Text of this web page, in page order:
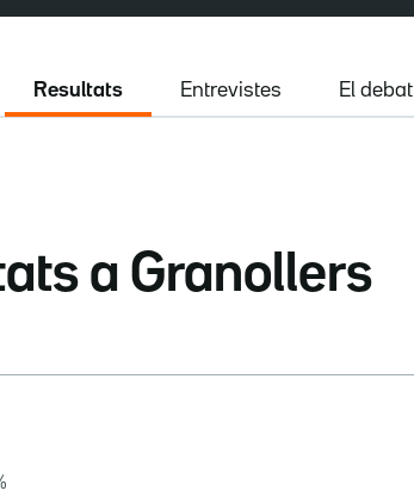
Resultats Entrevistes El debat
a Granollers